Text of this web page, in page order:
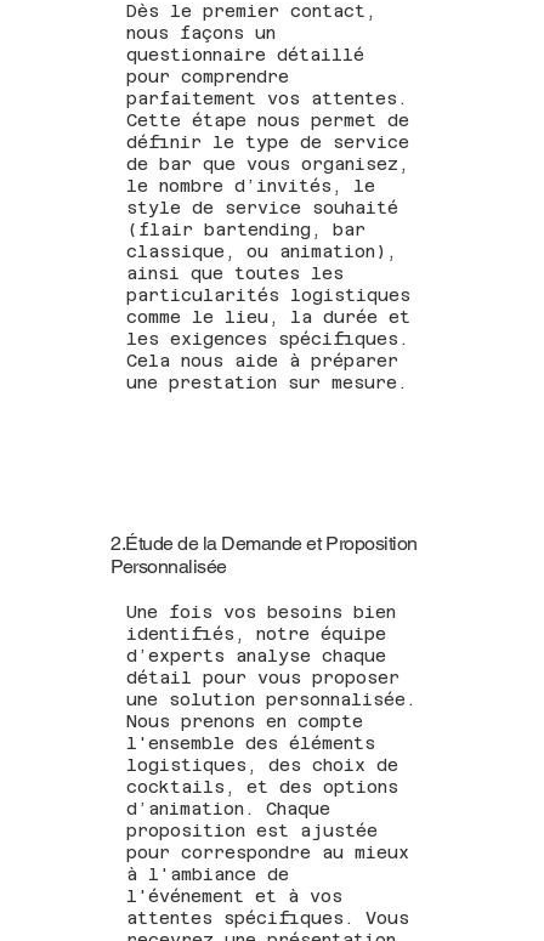
Dès le premier contact,
nous façons un
questionnaire détaillé
pour comprendre
parfaitement vos attentes.
Cette étape nous permet de
définir le type de service
de bar que vous organisez,
le nombre d’invités, le
style de service souhaité
(flair bartending, bar
classique, ou animation),
ainsi que toutes les
particularités logistiques
comme le lieu, la durée et
les exigences spécifiques.
Cela nous aide à préparer
une prestation sur mesure.
2.Étude de la Demande et Proposition
Personnalisée
Une fois vos besoins bien
identifiés, notre équipe
d’experts analyse chaque
détail pour vous proposer
une solution personnalisée.
Nous prenons en compte
l'ensemble des éléments
logistiques, des choix de
cocktails, et des options
d’animation. Chaque
proposition est ajustée
pour correspondre au mieux
à l'ambiance de
l'événement et à vos
attentes spécifiques. Vous